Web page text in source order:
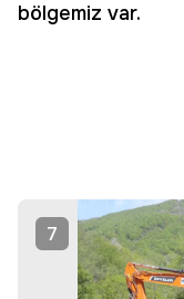
bölgemiz var.
7